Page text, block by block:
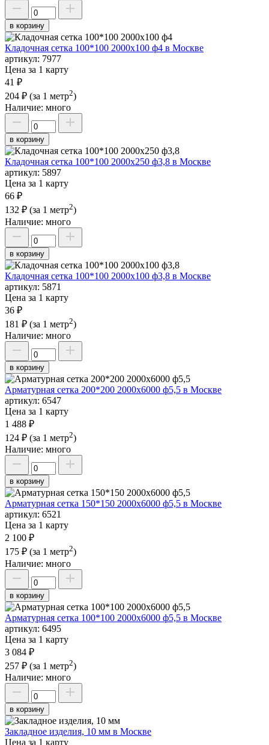
в корзину
Кладочная сетка 100*100 2000х100 ф4 в Москве
артикул: 7977
Цена за 1 карту
41 ₽
204 ₽ (за 1 метр2)
Наличие: много
в корзину
Кладочная сетка 100*100 2000х250 ф3,8 в Москве
артикул: 5897
Цена за 1 карту
66 ₽
132 ₽ (за 1 метр2)
Наличие: много
в корзину
Кладочная сетка 100*100 2000х100 ф3,8 в Москве
артикул: 5871
Цена за 1 карту
36 ₽
181 ₽ (за 1 метр2)
Наличие: много
в корзину
Арматурная сетка 200*200 2000х6000 ф5,5 в Москве
артикул: 6547
Цена за 1 карту
1 488 ₽
124 ₽ (за 1 метр2)
Наличие: много
в корзину
Арматурная сетка 150*150 2000х6000 ф5,5 в Москве
артикул: 6521
Цена за 1 карту
2 100 ₽
175 ₽ (за 1 метр2)
Наличие: много
в корзину
Арматурная сетка 100*100 2000х6000 ф5,5 в Москве
артикул: 6495
Цена за 1 карту
3 084 ₽
257 ₽ (за 1 метр2)
Наличие: много
в корзину
Закладное изделия, 10 мм в Москве
Цена за 1 карту